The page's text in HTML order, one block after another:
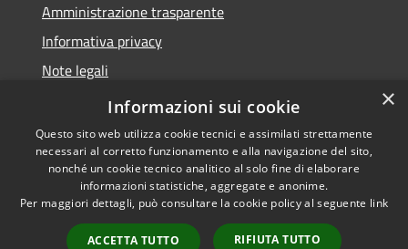
Amministrazione trasparente
Informativa privacy
Note legali
Dichiarazione di accessibilità
Accessibilità
Copyright © 2026 • Comune di
Geraci Siculo • Powered by
Municipium•
Accesso
×
Informazioni sui cookie
Questo sito web utilizza cookie tecnici e assimilati strettamente
necessari al corretto funzionamento e alla navigazione del sito,
nonché un cookie tecnico analitico al solo fine di elaborare
informazioni statistiche, aggregate e anonime.
Per maggiori dettagli, può consultare la cookie policy al seguente link
ACCETTA TUTTO RIFIUTA TUTTO